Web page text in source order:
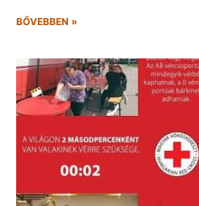
BŐVEBBEN »